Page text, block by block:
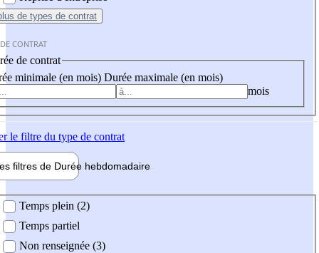
de types de contrat
CONTRAT
de contrat
minimale (en mois) Durée maximale (en mois)
mois
le filtre du type de contrat
filtres de Durée hebdomadaire
Temps plein (2)
Temps partiel
Non renseignée (3)